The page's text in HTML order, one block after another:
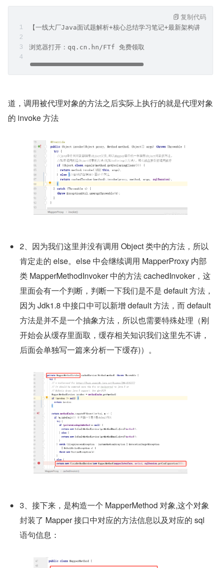
【一线大厂Java面试题解析+核心总结学习笔记+最新架构讲解视
浏览器打开：qq.cn.hn/FTf 免费领取
复制代码
道，调用被代理对象的方法之后实际上执行的就是代理对象
的 invoke 方法
2、因为我们这里并没有调用 Object 类中的方法，所以
肯定走的 else。else 中会继续调用 MapperProxy 内部
类 MapperMethodInvoker 中的方法 cachedInvoker，这
里面会有一个判断，判断一下我们是不是 default 方法，
因为 Jdk1.8 中接口中可以新增 default 方法，而 default
方法是并不是一个抽象方法，所以也需要特殊处理（刚
开始会从缓存里面取，缓存相关知识我们这里先不讲，
后面会单独写一篇来分析一下缓存)）。
3、接下来，是构造一个 MapperMethod 对象,这个对象
封装了 Mapper 接口中对应的方法信息以及对应的 sql
语句信息：